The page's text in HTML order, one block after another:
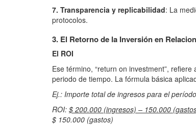
7. Transparencia y replicabilidad: La
protocolos.
3. El Retorno de la Inversión en
El ROI
Ese término, “return on investment”,
periodo de tiempo. La fórmula básica
Ej.: Importe total de ingresos para el
ROI: $ 200.000 (ingresos) – 150.000
$ 150.000 (gastos)